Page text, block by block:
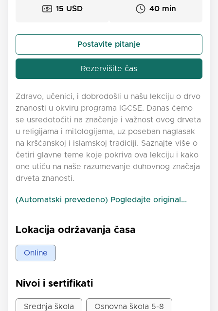
15 USD 40 min
Postavite pitanje
Rezervišite čas
Zdravo, učenici, i dobrodošli u našu lekciju o drvo
znanosti u okviru programa IGCSE. Danas ćemo
se usredotočiti na značenje i važnost ovog drveta
u religijama i mitologijama, uz poseban naglasak
na kršćanskoj i islamskoj tradiciji. Saznajte više o
četiri glavne teme koje pokriva ova lekciju i kako
one utiču na naše razumevanje duhovnog značaja
drveta znanosti.
(Automatski prevedeno) Pogledajte original...
Lokacija održavanja časa
Online
Nivoi i sertifikati
Srednja škola Osnovna škola 5-8